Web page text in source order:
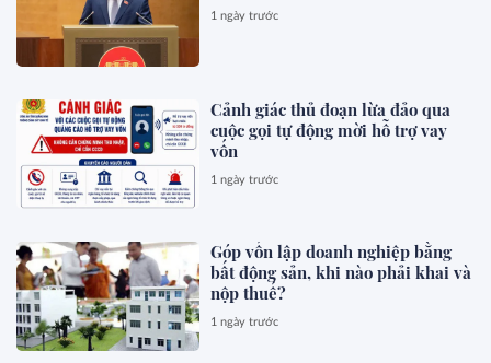
1 ngày trước
Cảnh giác thủ đoạn lừa đảo qua
cuộc gọi tự động mời hỗ trợ vay
vốn
1 ngày trước
Góp vốn lập doanh nghiệp bằng
bất động sản, khi nào phải khai và
nộp thuế?
1 ngày trước